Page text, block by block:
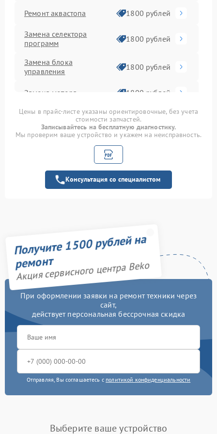
Ремонт аквастопа 1800 рублей
Замена селектора
программ
1800 рублей
Замена блока
управления
1800 рублей
Замена мотора 1800 рублей
Замена шторок
барабана
1750 рублей
противовеса
1600 рублей
Замена заливного шланга 750 рублей
Замена нижнего
противовеса
3450 рублей
Замена крестовины 2750 рублей
Ремонт платы
Цены в прайс-листе указаны ориентировочные, без учета
стоимости запчастей.
Записывайтесь на бесплатную диагностику.
Мы проверим ваше устройство и укажем на неисправность.
Консультация со специалистом
Получите 1500 рублей на
ремонт
Акция сервисного центра Beko
При оформлении заявки на ремонт техники через
сайт,
действует персональная бессрочная скидка
Отправляя, Вы соглашаетесь с политикой конфиденциальности
Выберите ваше устройство